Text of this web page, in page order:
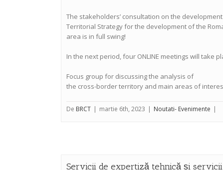
The stakeholders’ consultation on the
Territorial Strategy for the development of the
area is in full swing!
In the next period, four ONLINE meetings will take
Focus group for discussing the analysis of
the cross-border territory and main areas of
De BRCT | martie 6th, 2023 | Noutati- Evenimente |
Servicii de expertiză tehnică și servicii